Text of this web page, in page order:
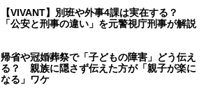
【VIVANT】別班や外事4課は実在する？
「公安と刑事の違い」を元警視庁刑事が解説
帰省や冠婚葬祭で「子どもの障害」どう伝え
る？ 親族に隠さず伝えた方が「親子が楽に
なる」ワケ